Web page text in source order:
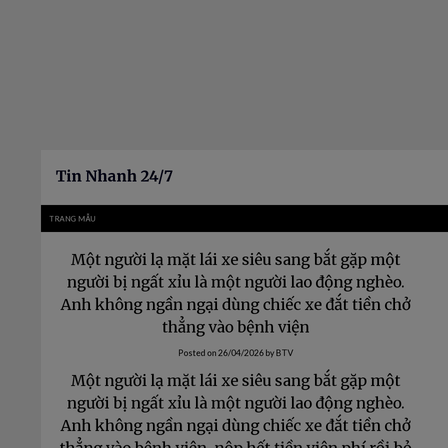
Tin Nhanh 24/7
TRANG MẪU
Một người lạ mặt lái xe siêu sang bắt gặp một
người bị ngất xỉu là một người lao động nghèo.
Anh không ngần ngại dùng chiếc xe đắt tiền chở
thẳng vào bệnh viện
Posted on 26/04/2026 byBTV
Một người lạ mặt lái xe siêu sang bắt gặp một
người bị ngất xỉu là một người lao động nghèo.
Anh không ngần ngại dùng chiếc xe đắt tiền chở